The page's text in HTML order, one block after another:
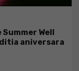
Well
aniversara